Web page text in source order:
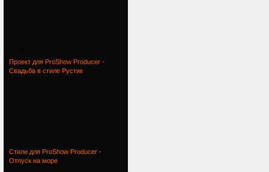
Проект для ProShow Producer -
Свадьба в стиле Рустик
Стили для ProShow Producer -
Отпуск на море